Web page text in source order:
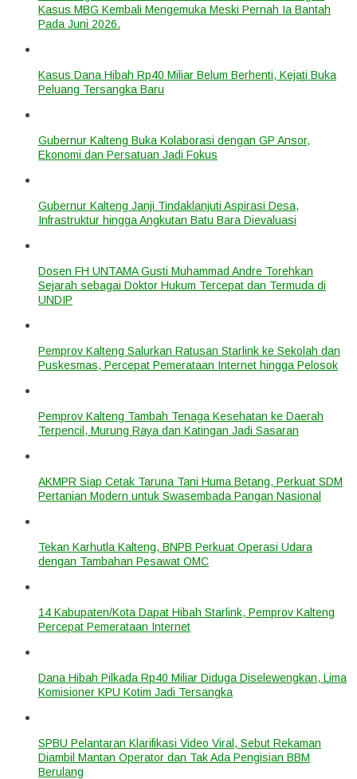
Kasus MBG Kembali Mengemuka Meski Pernah Ia Bantah
Pada Juni 2026.
Kasus Dana Hibah Rp40 Miliar Belum Berhenti, Kejati Buka
Peluang Tersangka Baru
Gubernur Kalteng Buka Kolaborasi dengan GP Ansor,
Ekonomi dan Persatuan Jadi Fokus
Gubernur Kalteng Janji Tindaklanjuti Aspirasi Desa,
Infrastruktur hingga Angkutan Batu Bara Dievaluasi
Dosen FH UNTAMA Gusti Muhammad Andre Torehkan
Sejarah sebagai Doktor Hukum Tercepat dan Termuda di
UNDIP
Pemprov Kalteng Salurkan Ratusan Starlink ke Sekolah dan
Puskesmas, Percepat Pemerataan Internet hingga Pelosok
Pemprov Kalteng Tambah Tenaga Kesehatan ke Daerah
Terpencil, Murung Raya dan Katingan Jadi Sasaran
AKMPR Siap Cetak Taruna Tani Huma Betang, Perkuat SDM
Pertanian Modern untuk Swasembada Pangan Nasional
Tekan Karhutla Kalteng, BNPB Perkuat Operasi Udara
dengan Tambahan Pesawat OMC
14 Kabupaten/Kota Dapat Hibah Starlink, Pemprov Kalteng
Percepat Pemerataan Internet
Dana Hibah Pilkada Rp40 Miliar Diduga Diselewengkan, Lima
Komisioner KPU Kotim Jadi Tersangka
SPBU Pelantaran Klarifikasi Video Viral, Sebut Rekaman
Diambil Mantan Operator dan Tak Ada Pengisian BBM
Berulang